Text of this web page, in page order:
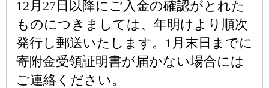
12月27日以降にご入金の確認がとれた
ものにつきましては、年明けより順次
発行し郵送いたします。1月末日までに
寄附金受領証明書が届かない場合には
ご連絡ください。